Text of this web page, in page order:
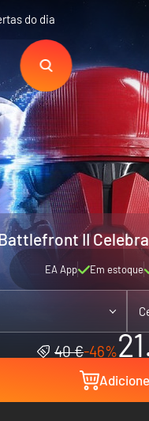
do dia
II
EA App Em estoque
40 €-46%